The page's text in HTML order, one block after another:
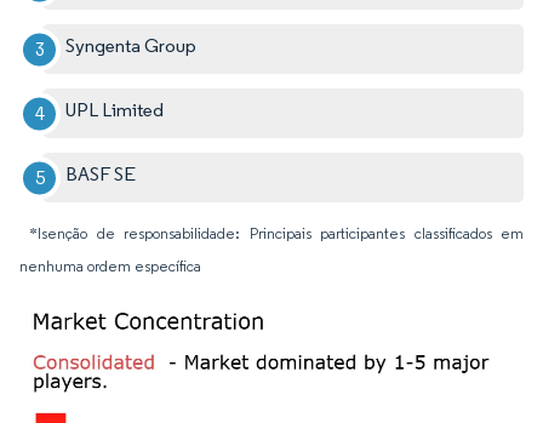
Syngenta Group
UPL Limited
BASF SE
*Isenção de responsabilidade: Principais participantes classificados em
nenhuma ordem específica